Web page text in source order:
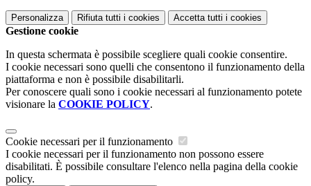
Personalizza Rifiuta tutti i cookies Accetta tutti i cookies
Gestione cookie
In questa schermata è possibile scegliere quali cookie consentire.
I cookie necessari sono quelli che consentono il funzionamento della
piattaforma e non è possibile disabilitarli.
Per conoscere quali sono i cookie necessari al funzionamento potete
visionare la COOKIE POLICY.
Cookie necessari per il funzionamento
I cookie necessari per il funzionamento non possono essere
disabilitati. È possibile consultare l'elenco nella pagina della cookie
policy.